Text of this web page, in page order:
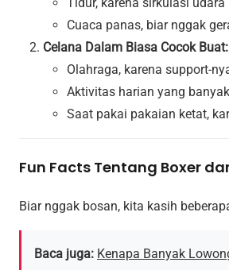
Cuaca panas, biar nggak
Celana Dalam Biasa Cocok Buat:
Olahraga, karena support-
Aktivitas harian yang
Saat pakai pakaian ketat,
Fun Facts Tentang Boxer
Biar nggak bosan, kita kasih
Baca juga: Kenapa Banyak